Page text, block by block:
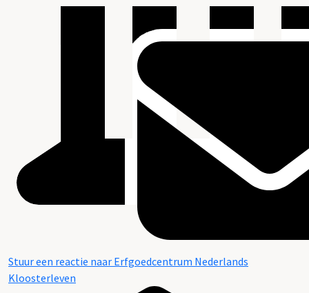
Stuur een reactie naar Erfgoedcentrum Nederlands
Kloosterleven